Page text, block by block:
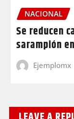
NACIONAL
Se reducen
sarampión
Ejemplomx